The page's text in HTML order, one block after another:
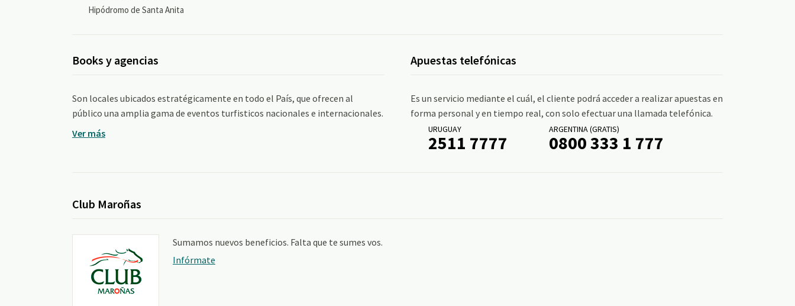
Hipódromo de Santa Anita
Books y agencias
Son locales ubicados estratégicamente en todo el País, que ofrecen al
público una amplia gama de eventos turfisticos nacionales e internacionales.
Ver más
Apuestas telefónicas
Es un servicio mediante el cuál, el cliente podrá acceder a realizar apuestas en
forma personal y en tiempo real, con solo efectuar una llamada telefónica.
URUGUAY
2511 7777
ARGENTINA (GRATIS)
0800 333 1 777
Club Maroñas
Sumamos nuevos beneficios. Falta que te sumes vos.
Infórmate